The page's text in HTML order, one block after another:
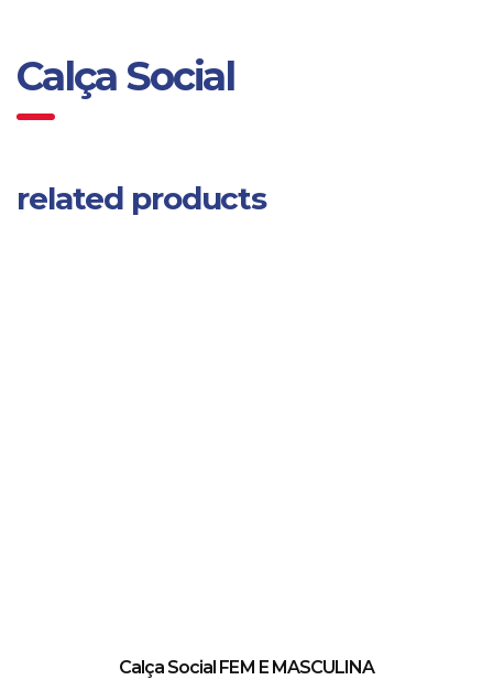
Calça Social
related products
Calça Social FEM E MASCULINA